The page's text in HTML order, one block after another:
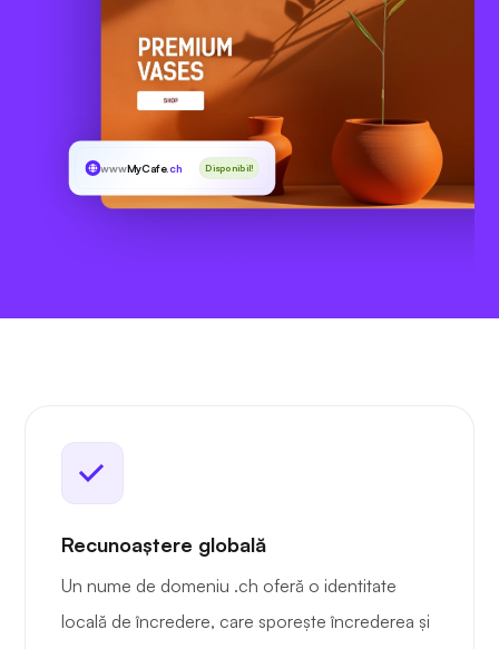
wwwMyCafe.ch Disponibil!
Recunoaștere globală
Un nume de domeniu .ch oferă o identitate
locală de încredere, care sporește încrederea și